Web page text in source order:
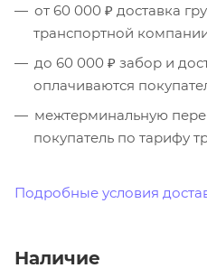
от 60 000 ₽ доставка
транспортной
до 60 000 ₽ забор и
оплачиваются
межтерминальную
покупатель по тарифу
Подробные условия
Наличие